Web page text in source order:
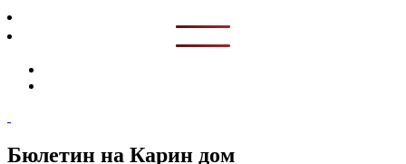
Бюлетин на Карин дом